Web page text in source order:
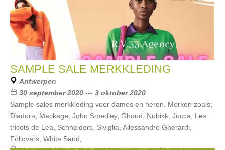
SAMPLE SALE MERKKLEDING
Antwerpen
30 september 2020 --- 3 oktober 2020
Sample sales merkkleding voor dames en heren. Merken zoals;
Diadora, Mackage, John Smedley, Ghoud, Nubikk, Jucca, Les
tricots de Lea, Schneiders, Siviglia, Allessandro Gherardi,
Follovers, White Sand,